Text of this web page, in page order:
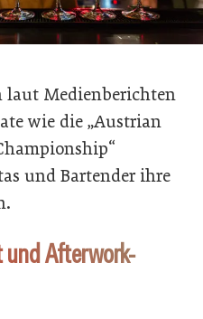
laut Medienberichten
wie die „Austrian
und Bartender ihre
Afterwork-